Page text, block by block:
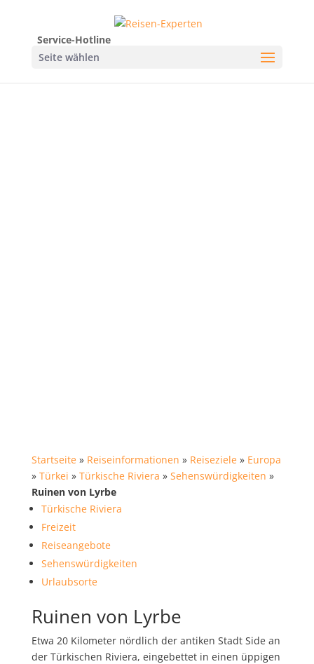
Service-Hotline
Seite wählen
Startseite» Reiseinformationen » Reiseziele» Europa
» Türkei » Türkische Riviera » Sehenswürdigkeiten »
Ruinen von Lyrbe
Türkische Riviera
Freizeit
Reiseangebote
Sehenswürdigkeiten
Urlaubsorte
Ruinen von Lyrbe
Etwa 20 Kilometer nördlich der antiken Stadt Side an
der Türkischen Riviera, eingebettet in einen üppigen